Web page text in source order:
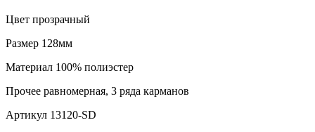
Цвет прозрачный
Размер 128мм
Материал 100% полиэстер
Прочее равномерная, 3 ряда карманов
Артикул 13120-SD